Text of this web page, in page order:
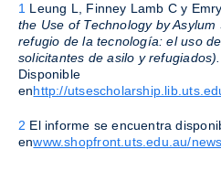
1 Leung L, Finney Lamb C y
the Use of Technology by
refugio de la tecnología: el uso
solicitantes de asilo y refugiados).
Disponible
enhttp://
2 El informe se encuentra
enwww.shopfront.uts.edu.au/